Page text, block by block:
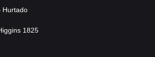
Hurtado
1825